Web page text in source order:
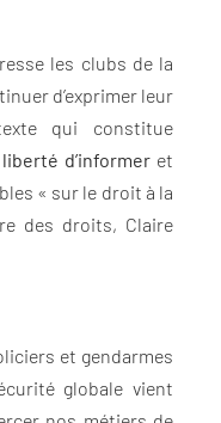
les clubs de la
d’exprimer leur
qui constitue
d’informer et
« sur le droit à la
des droits, Claire
et gendarmes
globale vient